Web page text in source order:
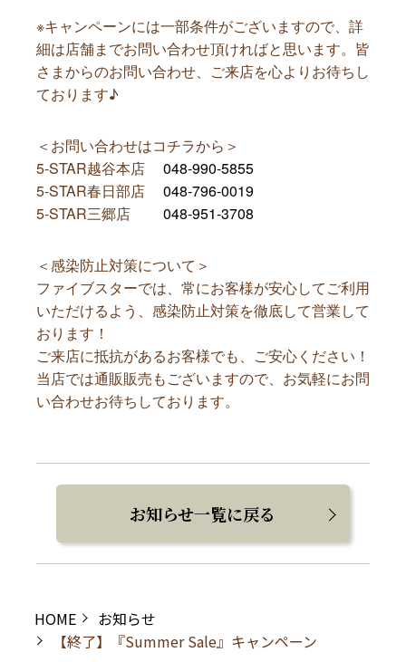
※キャンペーンには一部条件がございますので、詳
細は店舗までお問い合わせ頂ければと思います。皆
さまからのお問い合わせ、ご来店を心よりお待ちし
ております♪
＜お問い合わせはコチラから＞
5-STAR越谷本店 048-990-5855
5-STAR春日部店 048-796-0019
5-STAR三郷店 048-951-3708
＜感染防止対策について＞
ファイブスターでは、常にお客様が安心してご利用
いただけるよう、感染防止対策を徹底して営業して
おります！
ご来店に抵抗があるお客様でも、ご安心ください！
当店では通販販売もございますので、お気軽にお問
い合わせお待ちしております。
お知らせ一覧に戻る
HOME
お知らせ
【終了】『Summer Sale』キャンペーン